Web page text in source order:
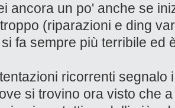
ancora un po' anche se
(riparazioni e ding
fa sempre più terribile ed
ricorrenti segnalo
si trovino ora visto che